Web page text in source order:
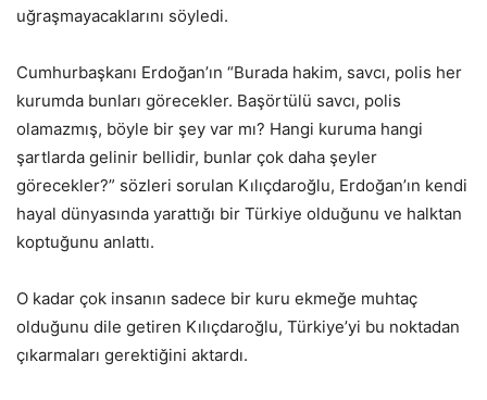
uğraşmayacaklarını söyledi.
Cumhurbaşkanı Erdoğan’ın “Burada hakim, savcı, polis her
kurumda bunları görecekler. Başörtülü savcı, polis
olamazmış, böyle bir şey var mı? Hangi kuruma hangi
şartlarda gelinir bellidir, bunlar çok daha şeyler
görecekler?” sözleri sorulan Kılıçdaroğlu, Erdoğan’ın kendi
hayal dünyasında yarattığı bir Türkiye olduğunu ve halktan
koptuğunu anlattı.
O kadar çok insanın sadece bir kuru ekmeğe muhtaç
olduğunu dile getiren Kılıçdaroğlu, Türkiye’yi bu noktadan
çıkarmaları gerektiğini aktardı.